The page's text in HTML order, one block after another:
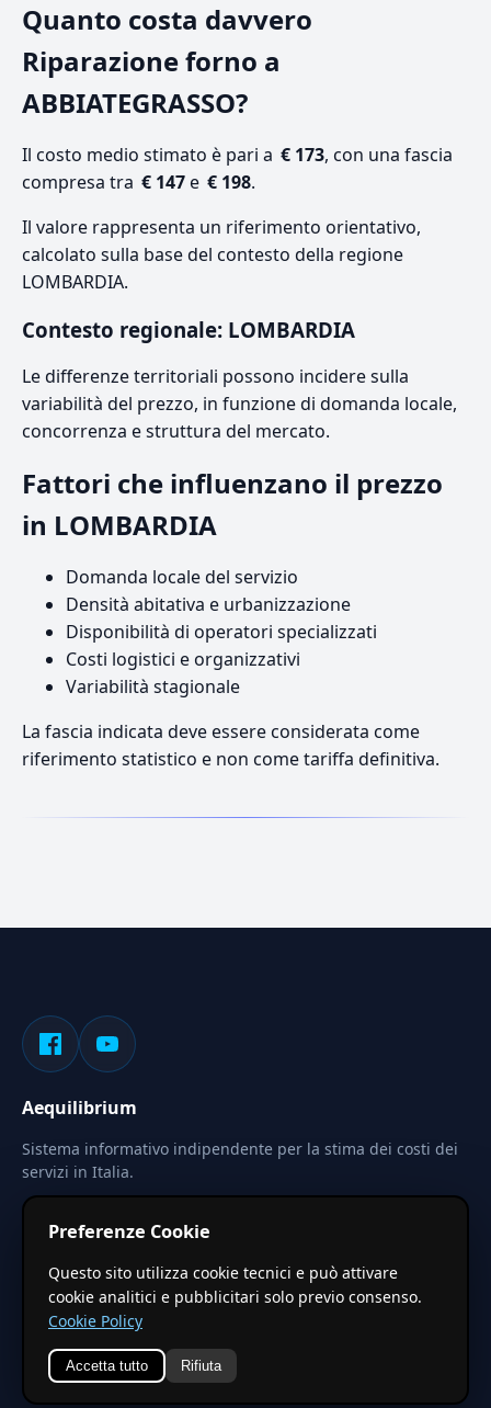
Quanto costa davvero
Riparazione forno a
ABBIATEGRASSO?
Il costo medio stimato è pari a € 173, con una fascia
compresa tra € 147e € 198.
Il valore rappresenta un riferimento orientativo,
calcolato sulla base del contesto della regione
LOMBARDIA.
Contesto regionale: LOMBARDIA
Le differenze territoriali possono incidere sulla
variabilità del prezzo, in funzione di domanda locale,
concorrenza e struttura del mercato.
Fattori che influenzano il prezzo
in LOMBARDIA
Domanda locale del servizio
Densità abitativa e urbanizzazione
Disponibilità di operatori specializzati
Costi logistici e organizzativi
Variabilità stagionale
La fascia indicata deve essere considerata come
riferimento statistico e non come tariffa definitiva.
Aequilibrium
Sistema informativo indipendente per la stima dei costi dei
servizi in Italia.
Le stime pubblicate sono calcolate tramite coefficienti
territoriali regionali applicati a valori base nazionali. Non
costituiscono preventivo ufficiale.
© 2026 Aequilibrium — Un progetto di vxd.mobi
Preferenze Cookie
Questo sito utilizza cookie tecnici e può attivare
cookie analitici e pubblicitari solo previo consenso.
Cookie Policy
Accetta tutto Rifiuta